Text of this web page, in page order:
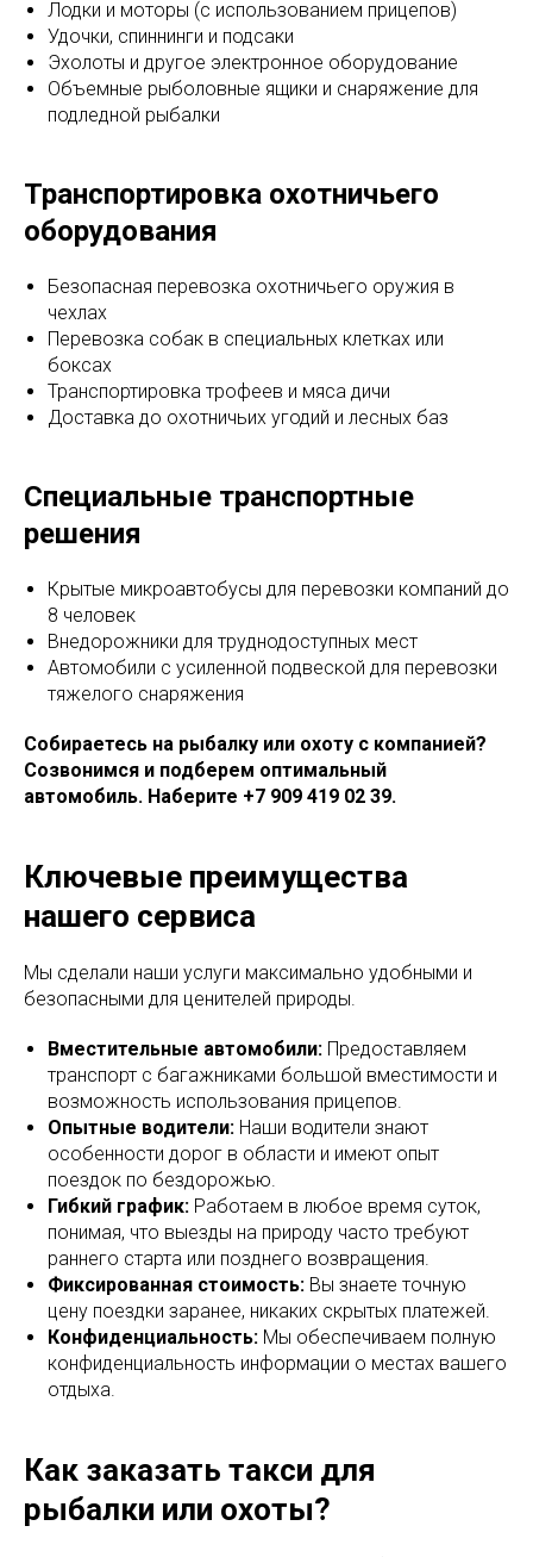
Лодки и моторы (с использованием прицепов)
Удочки, спиннинги и подсаки
Эхолоты и другое электронное оборудование
Объемные рыболовные ящики и снаряжение для
подледной рыбалки
Транспортировка охотничьего
оборудования
Безопасная перевозка охотничьего оружия в
чехлах
Перевозка собак в специальных клетках или
боксах
Транспортировка трофеев и мяса дичи
Доставка до охотничьих угодий и лесных баз
Специальные транспортные
решения
Крытые микроавтобусы для перевозки компаний до
8 человек
Внедорожники для труднодоступных мест
Автомобили с усиленной подвеской для перевозки
тяжелого снаряжения
Собираетесь на рыбалку или охоту с компанией?
Созвонимся и подберем оптимальный
автомобиль. Наберите +7 909 419 02 39.
Ключевые преимущества
нашего сервиса
Мы сделали наши услуги максимально удобными и
безопасными для ценителей природы.
Вместительные автомобили: Предоставляем
транспорт с багажниками большой вместимости и
возможность использования прицепов.
Опытные водители: Наши водители знают
особенности дорог в области и имеют опыт
поездок по бездорожью.
Гибкий график: Работаем в любое время суток,
понимая, что выезды на природу часто требуют
раннего старта или позднего возвращения.
Фиксированная стоимость: Вы знаете точную
цену поездки заранее, никаких скрытых платежей.
Конфиденциальность: Мы обеспечиваем полную
конфиденциальность информации о местах вашего
отдыха.
Как заказать такси для
рыбалки или охоты?